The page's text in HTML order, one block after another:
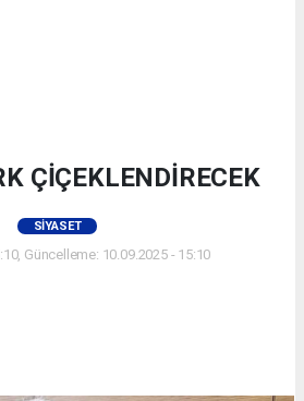
ÇİÇEKLENDİRECEK
SIYASET
Güncelleme: 10.09.2025 - 15:10